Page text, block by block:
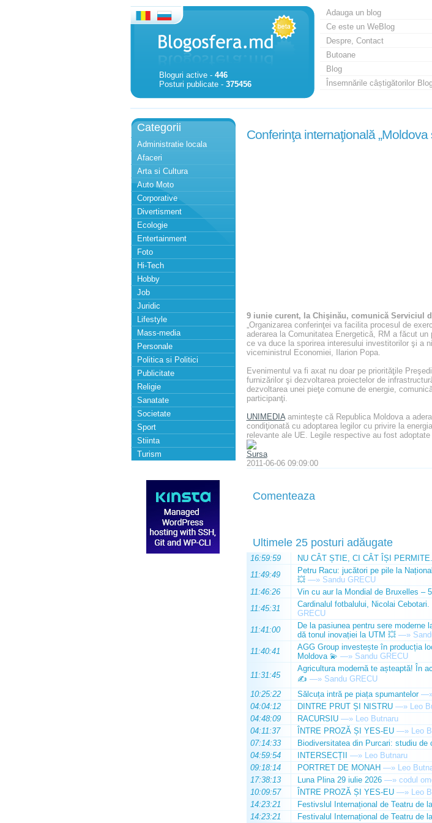
Bloguri active - 446
Posturi publicate - 375456
Adauga un blog
Ce este un WeBlog
Despre, Contact
Butoane
Blog
Însemnările câștigătorilor
Categorii
Administratie locala
Afaceri
Arta si Cultura
Auto Moto
Corporative
Divertisment
Ecologie
Entertainment
Foto
Hi-Tech
Hobby
Job
Juridic
Lifestyle
Mass-media
Personale
Politica si Politici
Publicitate
Religie
Sanatate
Societate
Sport
Stiinta
Turism
Conferinţa internaţională
9 iunie curent, la Chişinău, comunică Serviciul
„Organizarea conferinţei va facilita procesul de
aderarea la Comunitatea Energetică, RM a făcut
ce va duce la sporirea interesului investitorilor şi a
viceministrul Economiei, Ilarion Popa.
Evenimentul va fi axat nu doar pe priorităţile
furnizărilor şi dezvoltarea proiectelor de
dezvoltarea unei pieţe comune de energie,
participanţi.
UNIMEDIAaminteşte că Republica Moldova a
condiţionată cu adoptarea legilor cu privire la
relevante ale UE. Legile respective au fost
Sursa
2011-06-06 09:09:00
Comenteaza
Ultimele 25 posturi adăugate
16:59:59 NU CÂT ȘTIE, CI CÂT ÎȘI
11:49:49
Petru Racu: jucători pe pile la
💥 —» Sandu GRECU
11:46:26
Vin cu aur la Mondial de Bruxelles –
11:45:31
Cardinalul fotbalului, Nicolai
GRECU
11:41:00
De la pasiunea pentru sere moderne
dă tonul inovației la UTM 💥 —»
11:40:41
AGG Group investește în producția
Moldova 💫 —» Sandu GRECU
11:31:45
Agricultura modernă te așteaptă! În
✍️ —» Sandu GRECU
10:25:22
Sălcuța intră pe piața spumantelor
04:04:12
DINTRE PRUT ȘI NISTRU —» Leo
04:48:09
RACURSIU —» Leo Butnaru
04:11:37
ÎNTRE PROZĂ ȘI YES-EU —» Leo
07:14:33
Biodiversitatea din Purcari: studiu de
04:59:54
INTERSECȚII —» Leo Butnaru
09:18:14
PORTRET DE MONAH —» Leo
17:38:13
Luna Plina 29 iulie 2026 —» codul
10:09:57
ÎNTRE PROZĂ ȘI YES-EU —» Leo
14:23:21
Festivslul Internațional de Teatru de
14:23:21
Festivalul Internațional de Teatru de